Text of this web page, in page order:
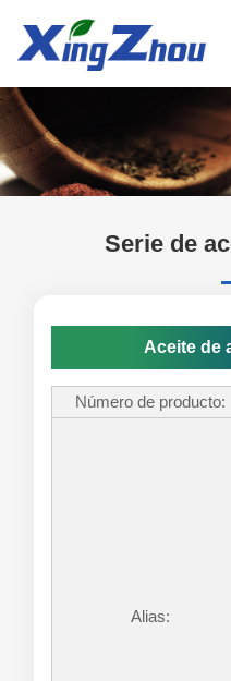
Serie de
Aceite de
Número de producto:
Alias: